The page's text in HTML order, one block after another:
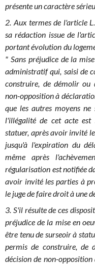
présente un caractère
2. Aux termes de l'article
sa rédaction issue de
portant évolution du
" Sans préjudice de la
administratif qui, saisi de
construire, de démolir ou
non-opposition à
que les autres moyens
l'illégalité de cet acte est
statuer, après avoir invité
jusqu'à l'expiration du
même après
régularisation est notifiée
avoir invité les parties à
le juge de faire droit à une
3. S'il résulte de ces
préjudice de la mise en
être tenu de surseoir à
permis de construire, de
décision de non-